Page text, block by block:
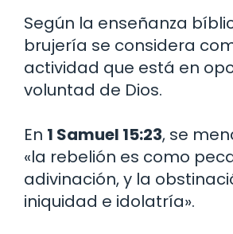
Según la enseñanza
brujería se considera
actividad que está en
voluntad de Dios.
En 1 Samuel 15:23, se
«la rebelión es como
adivinación, y la
iniquidad e idolatría».